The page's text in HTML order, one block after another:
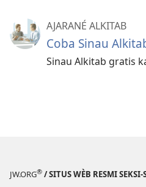
AJARANÉ ALKITAB
Coba Sinau
Sinau Alkitab gratis
JW.ORG® / SITUS WÈB RESMI SEKSI-